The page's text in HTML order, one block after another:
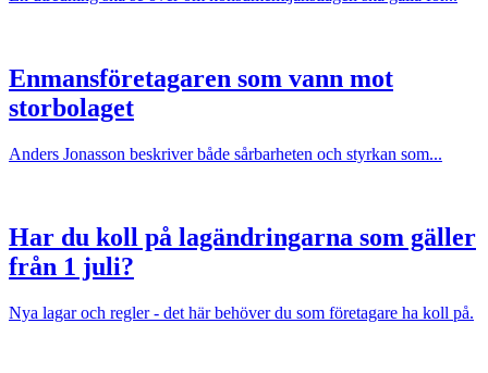
Enmansföretagaren som vann mot
storbolaget
Anders Jonasson beskriver både sårbarheten och styrkan som...
Har du koll på lagändringarna som gäller
från 1 juli?
Nya lagar och regler - det här behöver du som företagare ha koll på.